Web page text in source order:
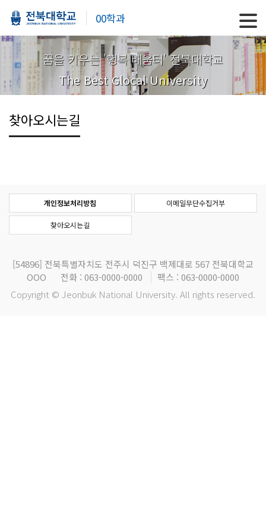
00학과
꿈을 키우는 '행복 배움터' 전북대학교
The Best Glocal University
찾아오시는길
개인정보처리방침 이메일무단수집거부
찾아오시는길
[54896] 전북특별자치도 전주시 덕진구 백제대로 567 전북대학교
OOO
전화 : 063-0000-0000
팩스 : 063-0000-0000
Copyright © Jeonbuk National University. All rights reserved.